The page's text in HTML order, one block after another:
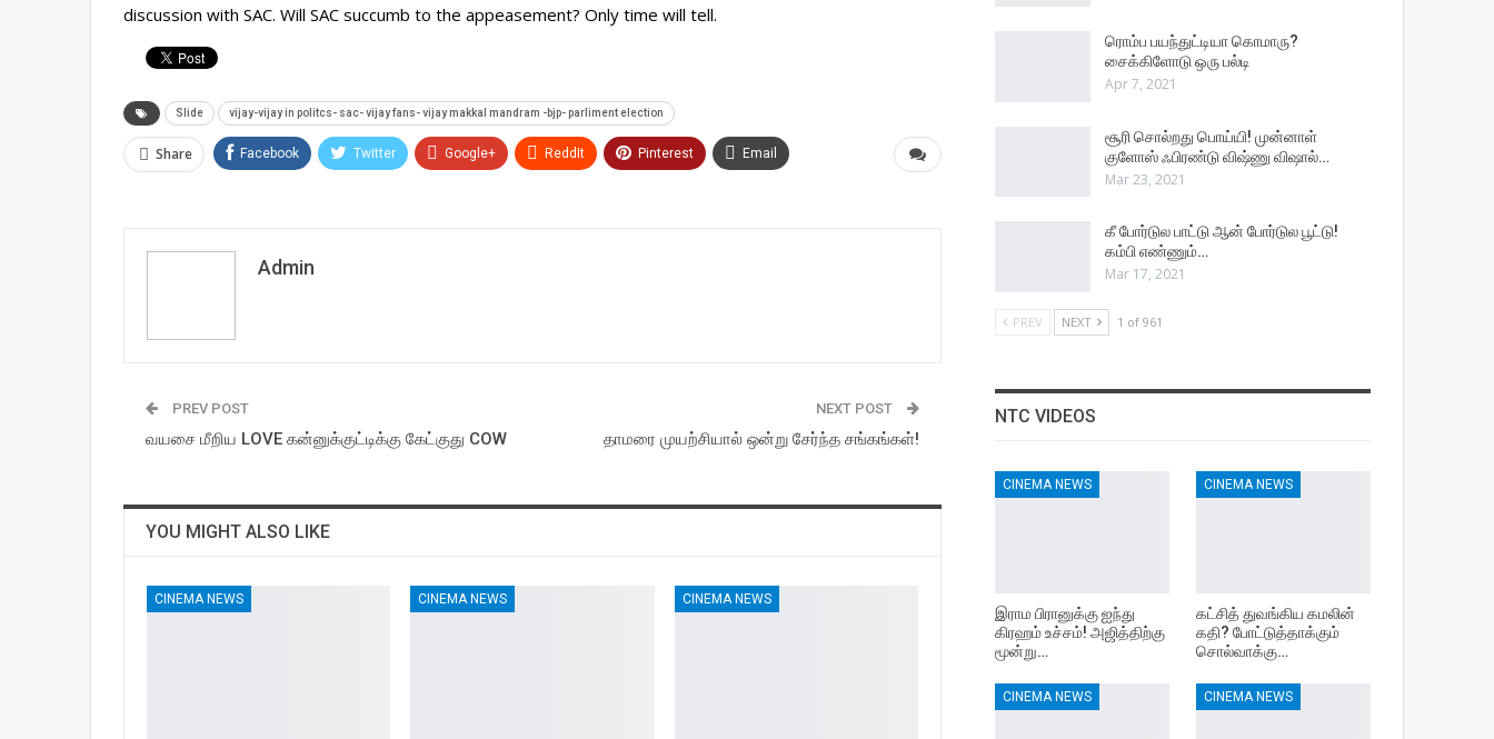
discussion with SAC. Will SAC succumb to the appeasement? Only time will tell.
Slide vijay-vijay in politcs- sac- vijay fans- vijay makkal mandram -bjp- parliment election
Share Facebook Twitter Google+ ReddIt Pinterest Email
Admin
PREV POST
வயசை மீறிய LOVE கன்னுக்குட்டிக்கு கேட்குது COW
NEXT POST
தாமரை முயற்சியால் ஒன்று சேர்ந்த சங்கங்கள்!
YOU MIGHT ALSO LIKE
CINEMA NEWS CINEMA NEWS CINEMA NEWS
ரொம்ப பயந்துட்டியா கொமாரு?
சைக்கிளோடு ஒரு பல்டி
Apr 7, 2021
சூரி சொல்றது பொய்யி! முன்னாள்
குளோஸ் ஃபிரண்டு விஷ்ணு விஷால்…
Mar 23, 2021
கீ போர்டுல பாட்டு ஆன் போர்டுல பூட்டு!
கம்பி எண்ணும்…
Mar 17, 2021
PREV NEXT 1 of 961
NTC VIDEOS
CINEMA NEWS
இராம பிரானுக்கு ஐந்து
கிரஹம் உச்சம்! அஜித்திற்கு
மூன்று…
CINEMA NEWS
கட்சித் துவங்கிய கமலின்
கதி? போட்டுத்தாக்கும்
சொல்வாக்கு…
CINEMA NEWS CINEMA NEWS